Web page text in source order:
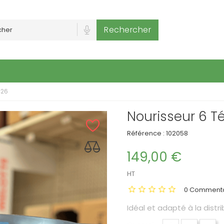
Rechercher
Nourisseur 6
Référence : 102058
149,00 €
HT
0
Idéal et adapté à la